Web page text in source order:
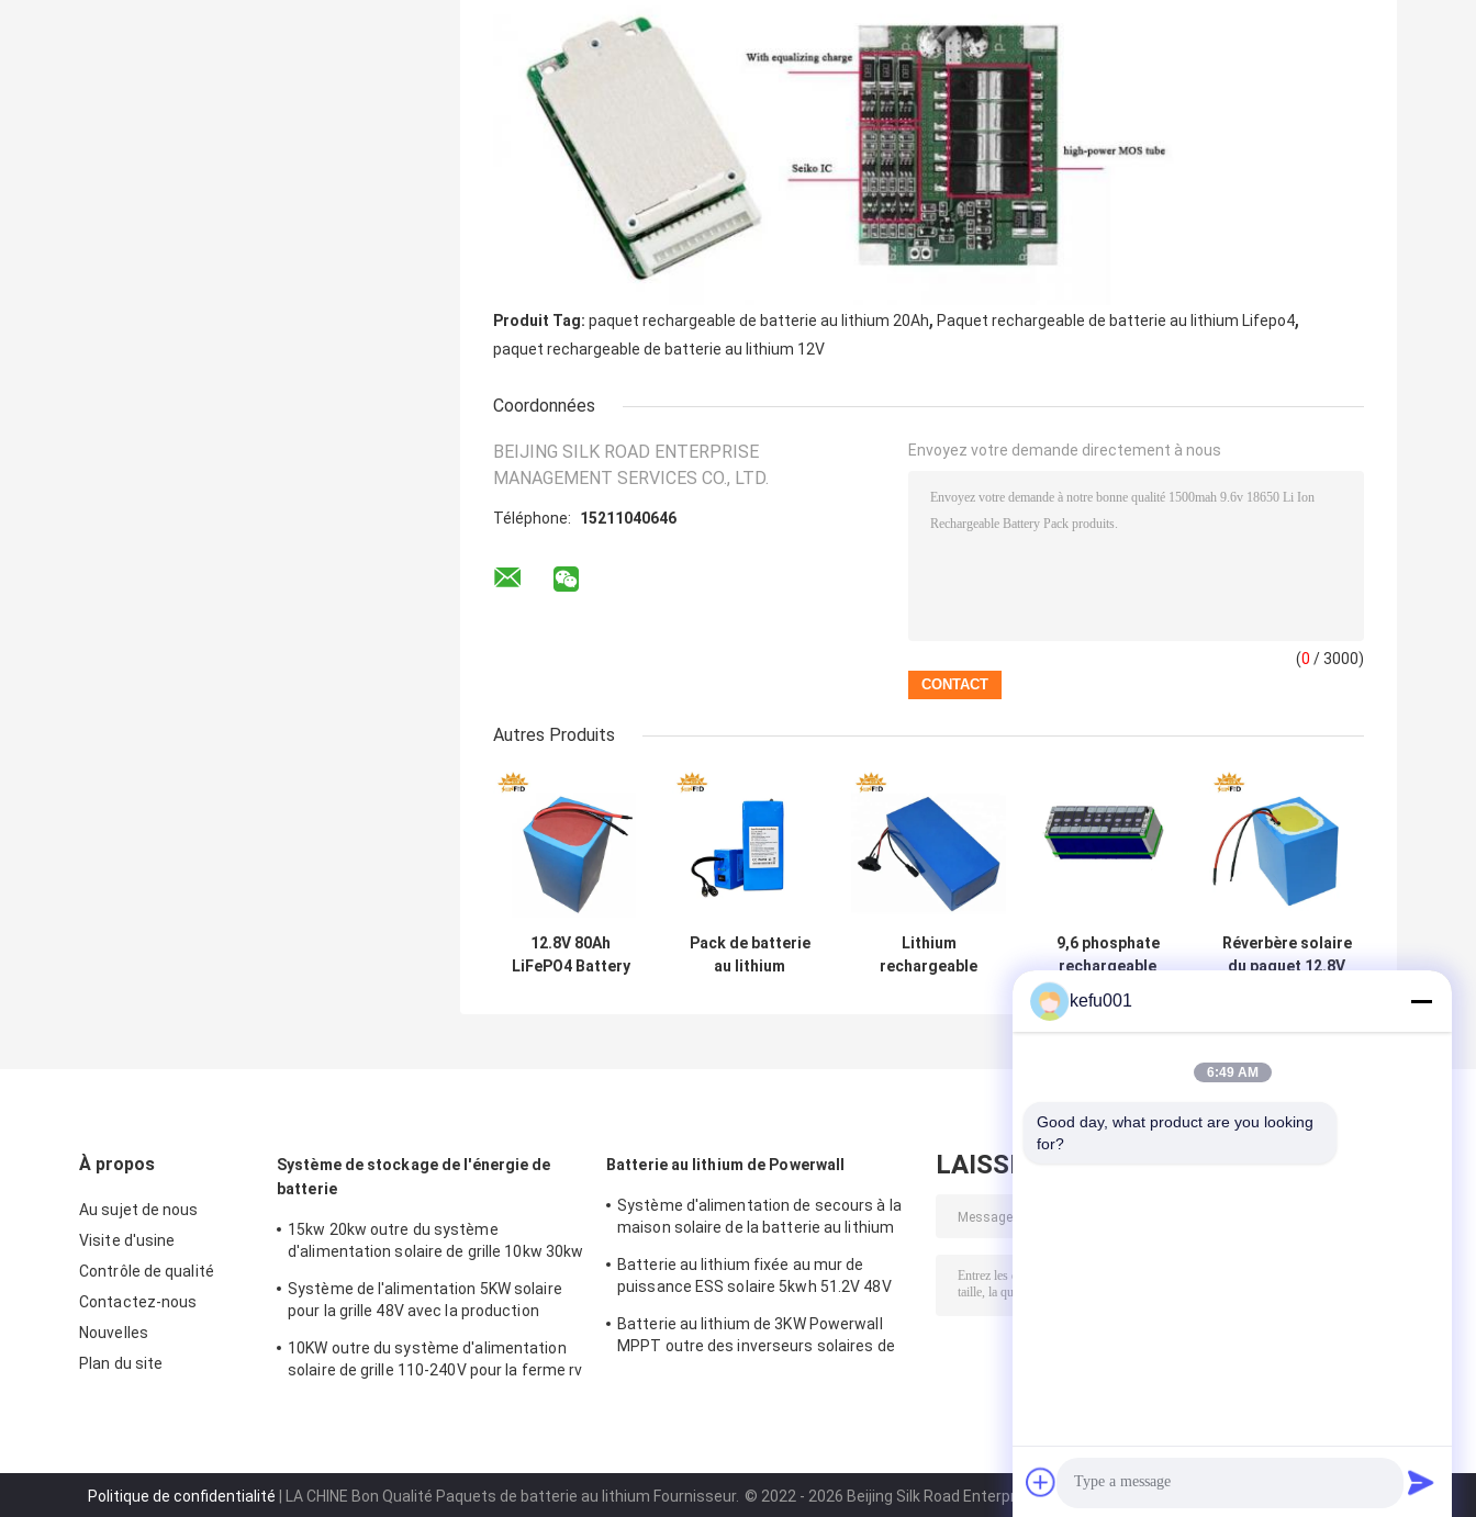
Produit Tag: paquet rechargeable de batterie au lithium 20Ah, Paquet rechargeable de batterie au lithium Lifepo4,
paquet rechargeable de batterie au lithium 12V
Coordonnées
BEIJING SILK ROAD ENTERPRISE
MANAGEMENT SERVICES CO., LTD.
Téléphone: 15211040646
Envoyez votre demande directement à nous
(0 / 3000)
Autres Produits
12.8V 80Ah
LiFePO4 Battery
Pack de batterie
au lithium
d'énergie solaire
Lithium
rechargeable
9,6 phosphate
rechargeable
Lifepo4 du paquet
600Ah 6Kwh de
batterie au
Réverbère solaire
du paquet 12.8V
batterie au
lithium de
phosphate
À propos
Au sujet de nous
Visite d'usine
Contrôle de qualité
Contactez-nous
Nouvelles
Plan du site
Système de stockage de l'énergie de
batterie
15kw 20kw outre du système
d'alimentation solaire de grille 10kw 30kw
Système de l'alimentation 5KW solaire
pour la grille 48V avec la production
10KW outre du système d'alimentation
solaire de grille 110-240V pour la ferme rv
Batterie au lithium de Powerwall
Système d'alimentation de secours à la
maison solaire de la batterie au lithium
Batterie au lithium fixée au mur de
puissance ESS solaire 5kwh 51.2V 48V
Batterie au lithium de 3KW Powerwall
MPPT outre des inverseurs solaires de
LAISSEZ UN MESSAGE
Politique de confidentialité | LA CHINE Bon Qualité Paquets de batterie au lithium Fournisseur. © 2022 - 2026 Beijing Silk Road Enterprise Management Services Co., Ltd.. All Rights Reserved.
kefu001
6:49 AM
Good day, what product are you looking
for?